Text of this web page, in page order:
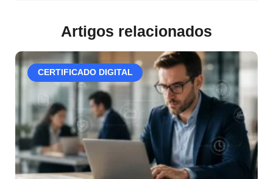
Artigos relacionados
CERTIFICADO DIGITAL